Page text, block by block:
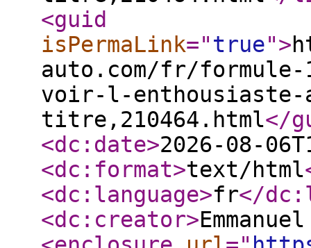
<guid
isPermaLink="true">
auto.com/fr/
voir-l-
titre,210464.html</
<dc:date>2026-08-
<dc:format>text/html
<dc:language>fr</
<dc:creator>